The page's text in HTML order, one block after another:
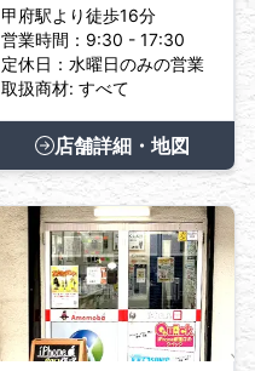
甲府駅より徒歩16分
営業時間：9:30 - 17:30
定休日：水曜日のみの営業
取扱商材: すべて
店舗詳細・地図